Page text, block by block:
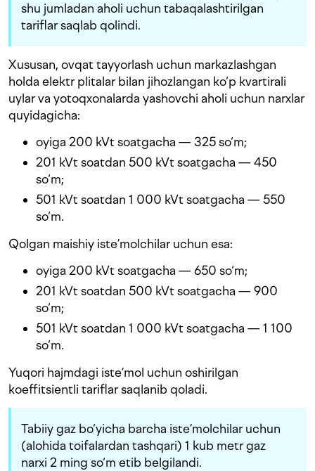
shu jumladan aholi uchun tabaqalashtirilgan
tariflar saqlab qolindi.
Xususan, ovqat tayyorlash uchun markazlashgan
holda elektr plitalar bilan jihozlangan ko‘p kvartirali
uylar va yotoqxonalarda yashovchi aholi uchun narxlar
quyidagicha:
oyiga 200 kVt soatgacha — 325 so‘m;
201 kVt soatdan 500 kVt soatgacha — 450
so‘m;
501 kVt soatdan 1 000 kVt soatgacha — 550
so‘m.
Qolgan maishiy iste’molchilar uchun esa:
oyiga 200 kVt soatgacha — 650 so‘m;
201 kVt soatdan 500 kVt soatgacha — 900
so‘m;
501 kVt soatdan 1 000 kVt soatgacha — 1 100
so‘m.
Yuqori hajmdagi iste’mol uchun oshirilgan
koeffitsientli tariflar saqlanib qoladi.
Tabiiy gaz bo‘yicha barcha iste’molchilar uchun
(alohida toifalardan tashqari) 1 kub metr gaz
narxi 2 ming so‘m etib belgilandi.